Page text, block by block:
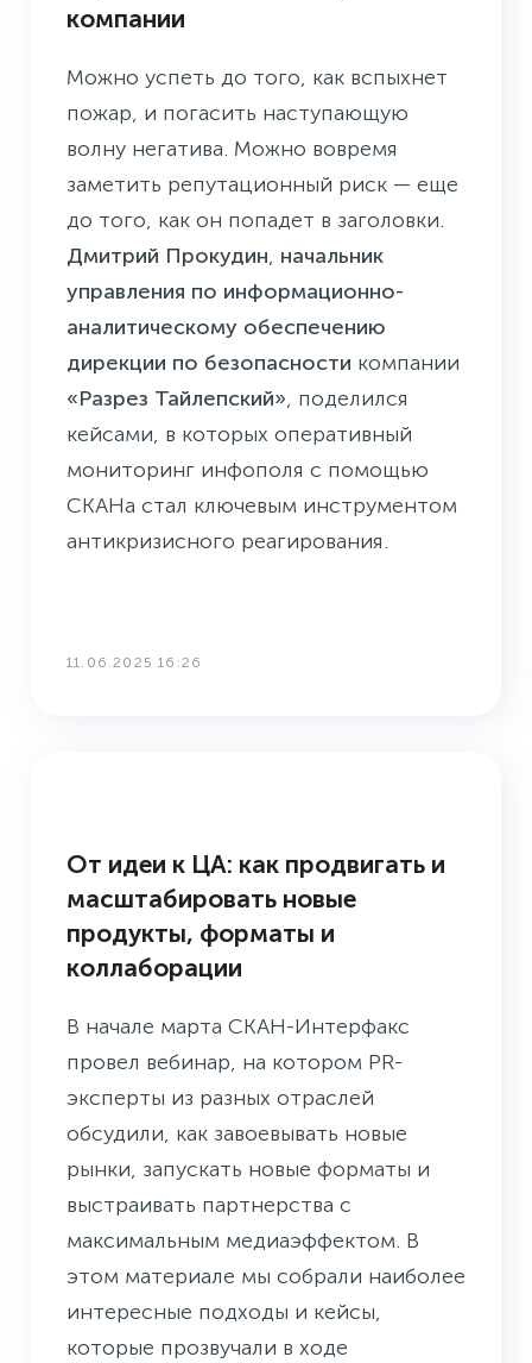
компании
Можно успеть до того, как вспыхнет
пожар, и погасить наступающую
волну негатива. Можно вовремя
заметить репутационный риск — еще
до того, как он попадет в заголовки.
Дмитрий Прокудин, начальник
управления по информационно-
аналитическому обеспечению
дирекции по безопасности компании
«Разрез Тайлепский», поделился
кейсами, в которых оперативный
мониторинг инфополя с помощью
СКАНа стал ключевым инструментом
антикризисного реагирования.
11.06.2025 16:26
От идеи к ЦА: как продвигать и
масштабировать новые
продукты, форматы и
коллаборации
В начале марта СКАН-Интерфакс
провел вебинар, на котором PR-
эксперты из разных отраслей
обсудили, как завоевывать новые
рынки, запускать новые форматы и
выстраивать партнерства с
максимальным медиаэффектом. В
этом материале мы собрали наиболее
интересные подходы и кейсы,
которые прозвучали в ходе